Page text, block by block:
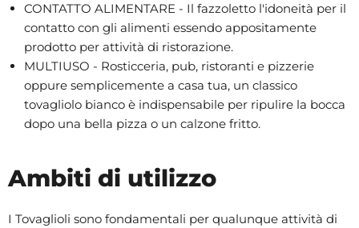
CONTATTO ALIMENTARE - Il fazzoletto l'idoneità per il
contatto con gli alimenti essendo appositamente
prodotto per attività di ristorazione.
MULTIUSO - Rosticceria, pub, ristoranti e pizzerie
oppure semplicemente a casa tua, un classico
tovagliolo bianco è indispensabile per ripulire la bocca
dopo una bella pizza o un calzone fritto.
Ambiti di utilizzo
I Tovaglioli sono fondamentali per qualunque attività di